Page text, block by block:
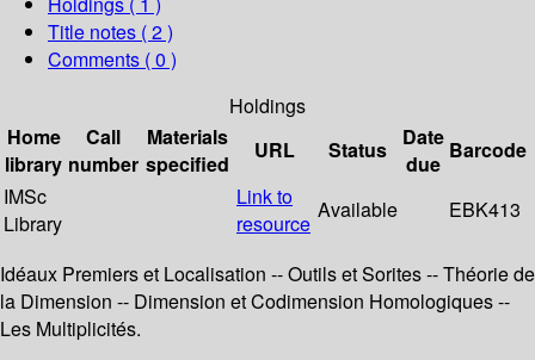
Title notes ( 2 )
Comments ( 0 )
Holdings
Home
library
Call
number
Materials
specified
URL Status
Date
due
Barcode
IMSc
Library
Link to
resource
Available EBK413
Idéaux Premiers et Localisation -- Outils et Sorites -- Théorie de
la Dimension -- Dimension et Codimension Homologiques --
Les Multiplicités.